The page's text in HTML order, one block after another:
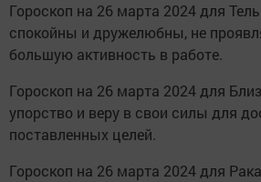
Гороскоп на 26 марта 2024 для
спокойны и дружелюбны, не
большую активность в работе.
Гороскоп на 26 марта 2024 для
упорство и веру в свои силы для
поставленных целей.
Гороскоп на 26 марта 2024 для